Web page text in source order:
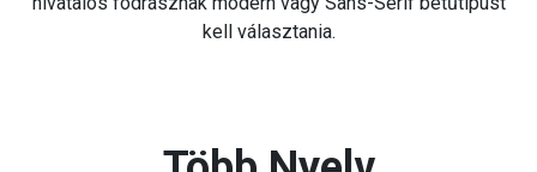
kell választania.